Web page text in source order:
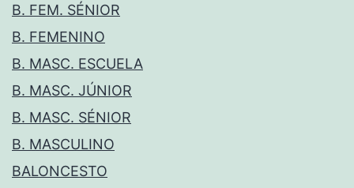
B. FEM. SÉNIOR
B. FEMENINO
B. MASC. ESCUELA
B. MASC. JÚNIOR
B. MASC. SÉNIOR
B. MASCULINO
BALONCESTO